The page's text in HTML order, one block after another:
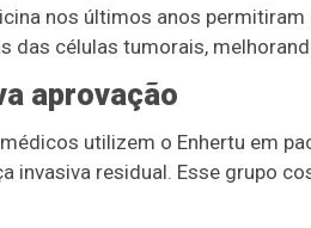
nos últimos anos
das células tumorais,
aprovação
utilizem o Enhertu em
invasiva residual. Esse grupo